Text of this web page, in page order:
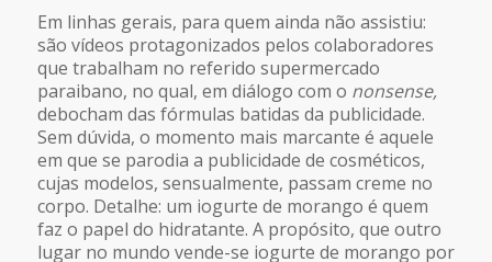
Em linhas gerais, para quem ainda não assistiu:
são vídeos protagonizados pelos colaboradores
que trabalham no referido supermercado
paraibano, no qual, em diálogo com o nonsense,
debocham das fórmulas batidas da publicidade.
Sem dúvida, o momento mais marcante é aquele
em que se parodia a publicidade de cosméticos,
cujas modelos, sensualmente, passam creme no
corpo. Detalhe: um iogurte de morango é quem
faz o papel do hidratante. A propósito, que outro
lugar no mundo vende-se iogurte de morango por